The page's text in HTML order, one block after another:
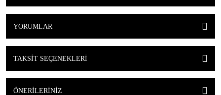
YORUMLAR
TAKSIT SEÇENEKLERI
ÖNERILERINIZ